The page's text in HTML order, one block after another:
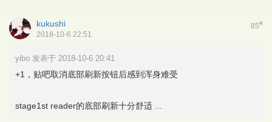
85#
kukushi
2018-10-6 22:51
yibo 发表于 2018-10-6 20:41
+1，贴吧取消底部刷新按钮后感到浑身难受
stage1st reader的底部刷新十分舒适 ...